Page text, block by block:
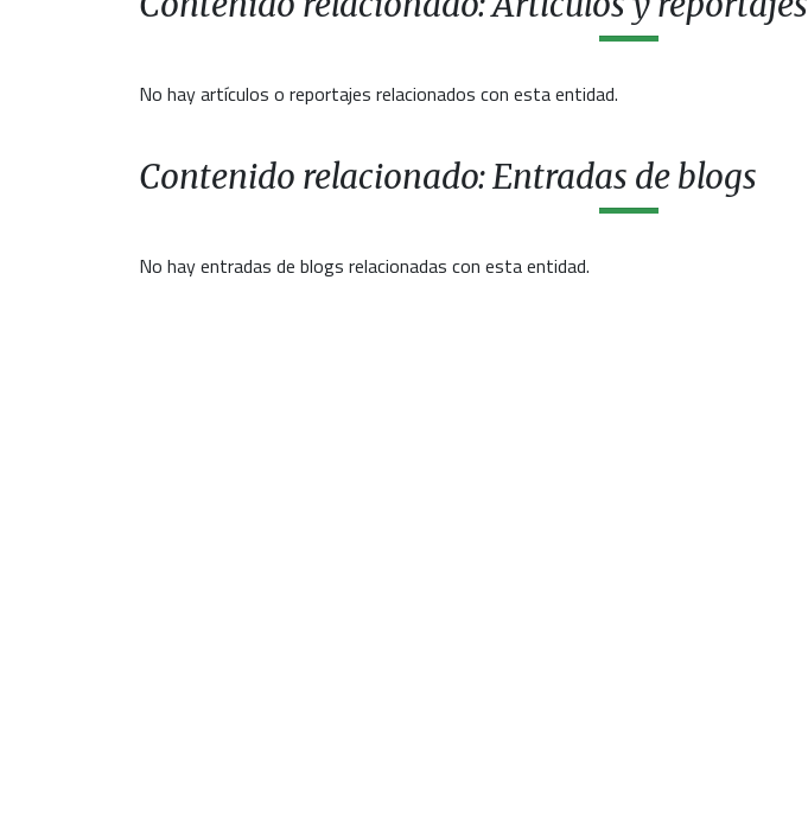
No hay artículos o reportajes relacionados con esta entidad.
Contenido relacionado: Entradas de blogs
No hay entradas de blogs relacionadas con esta entidad.